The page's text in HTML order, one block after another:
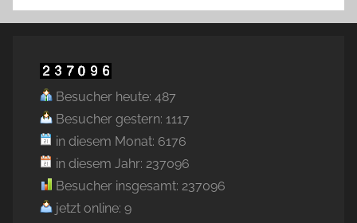
Besucher heute: 487
Besucher gestern: 1117
in diesem Monat: 6176
in diesem Jahr: 237096
Besucher insgesamt: 237096
jetzt online: 9